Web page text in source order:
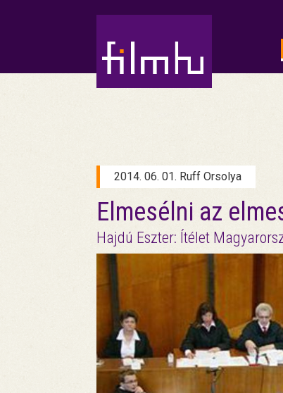
2014. 06. 01. Ruff Orsolya
Elmesélni az
Hajdú Eszter: Ítélet